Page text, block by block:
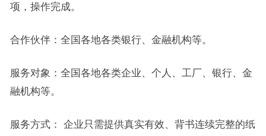
项，操作完成。
合作伙伴：全国各地各类银行、金融机构等。
服务对象：全国各地各类企业、个人、工厂、银行、金
融机构等。
服务方式： 企业只需提供真实有效、背书连续完整的纸